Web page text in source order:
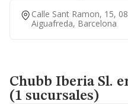
Calle Sant Ramon, 15,
Aiguafreda, Barcelona
Chubb Iberia Sl.
(1 sucursales)